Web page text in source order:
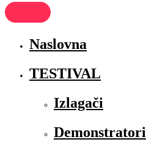
Naslovna
TESTIVAL
Izlagači
Demonstratori